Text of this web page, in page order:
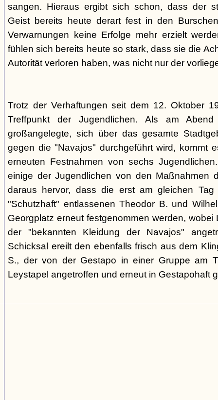
sangen. Hieraus ergibt sich schon, dass der
Geist bereits heute derart fest in den
Verwarnungen keine Erfolge mehr erzielt
fühlen sich bereits heute so stark, dass sie die
Autorität verloren haben, was nicht nur der
Trotz der Verhaftungen seit dem 12. Oktober
Treffpunkt der Jugendlichen. Als am
großangelegte, sich über das gesamte
gegen die "Navajos" durchgeführt wird, kommt
erneuten Festnahmen von sechs
einige der Jugendlichen von den Maßnahmen
daraus hervor, dass die erst am gleichen Tag
"Schutzhaft" entlassenen Theodor B. und
Georgplatz erneut festgenommen werden, wobei
der "bekannten Kleidung der Navajos"
Schicksal ereilt den ebenfalls frisch aus dem
S., der von der Gestapo in einer Gruppe am
Leystapel angetroffen und erneut in Gestapohaft